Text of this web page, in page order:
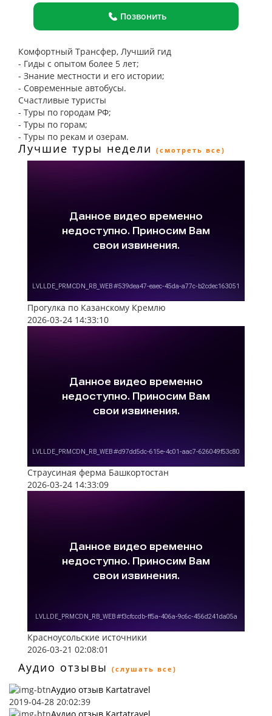
Позвонить
Комфортный Трансфер, Лучший гид
- Гиды с опытом более 5 лет;
- Знание местности и его истории;
- Современные автобусы.
Счастливые туристы
- Туры по городам РФ;
- Туры по горам;
- Туры по рекам и озерам.
Лучшие туры недели (смотреть все)
Прогулка по Казанскому Кремлю
2026-03-24 14:33:10
Страусиная ферма Башкортостан
2026-03-24 14:33:09
Красноусольские источники
2026-03-21 02:08:01
Аудио отзывы (слушать все)
Аудио отзыв Kartatravel
2019-04-28 20:02:39